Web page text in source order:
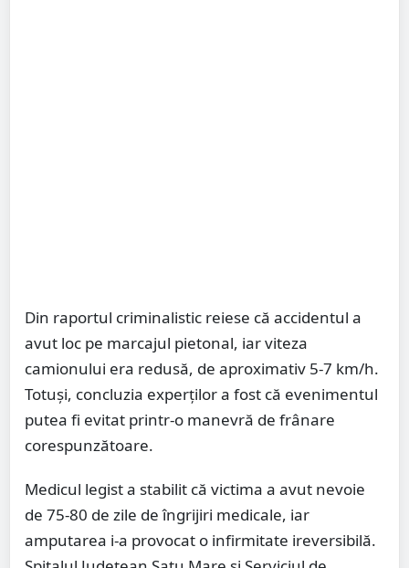
Din raportul criminalistic reiese că accidentul a
avut loc pe marcajul pietonal, iar viteza
camionului era redusă, de aproximativ 5-7 km/h.
Totuși, concluzia experților a fost că evenimentul
putea fi evitat printr-o manevră de frânare
corespunzătoare.
Medicul legist a stabilit că victima a avut nevoie
de 75-80 de zile de îngrijiri medicale, iar
amputarea i-a provocat o infirmitate ireversibilă.